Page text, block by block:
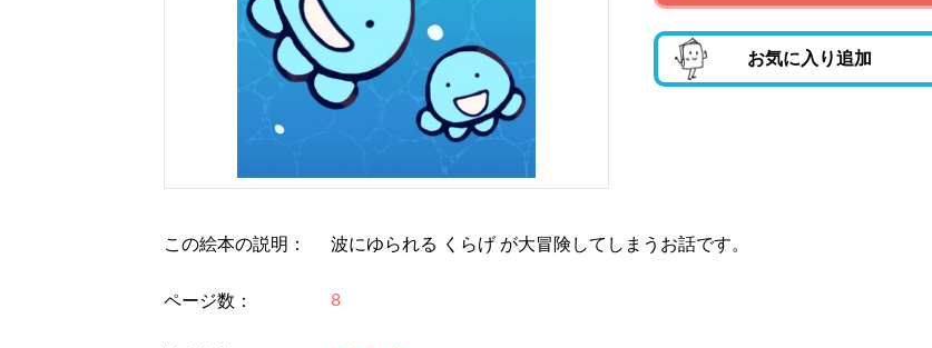
お気に入り追加
この絵本の説明： 波にゆられる くらげ が大冒険してしまうお話です。
ページ数： 8